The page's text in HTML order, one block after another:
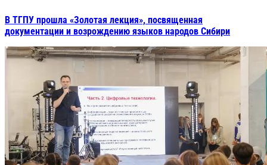
В ТГПУ прошла «Золотая лекция», посвященная
документации и возрождению языков народов Сибири